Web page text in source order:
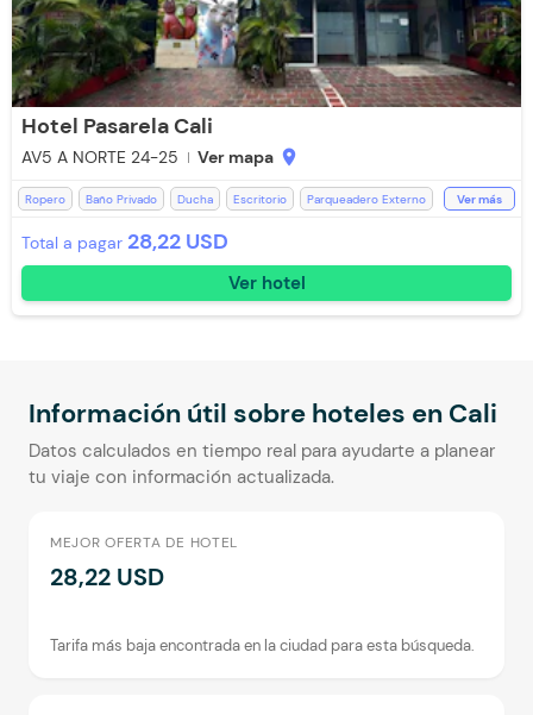
Hotel Pasarela Cali
AV5 A NORTE 24-25 Ver mapa location_on
Ropero Baño Privado Ducha Escritorio
Parqueadero Externo
Aire acondicionado
Ver más
Total a pagar 28,22 USD
Ver hotel
Información útil sobre hoteles en Cali
Datos calculados en tiempo real para ayudarte a planear
tu viaje con información actualizada.
MEJOR OFERTA DE HOTEL
28,22 USD
Tarifa más baja encontrada en la ciudad para esta búsqueda.